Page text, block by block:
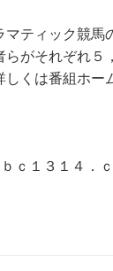
ティック競馬
がそれぞれ５
くは番組ホー
ｃ１３１４．